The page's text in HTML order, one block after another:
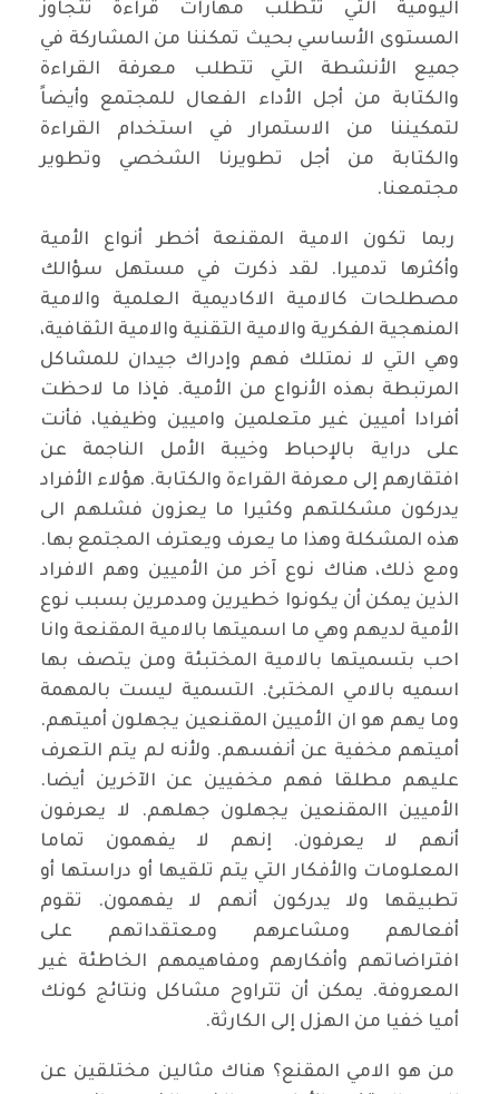
اليومية التي تتطلب مهارات قراءة تتجاوز
المستوى الأساسي بحيث تمكننا من المشاركة في
جميع الأنشطة التي تتطلب معرفة القراءة
والكتابة من أجل الأداء الفعال للمجتمع وأيضاً
لتمكيننا من الاستمرار في استخدام القراءة
والكتابة من أجل تطويرنا الشخصي وتطوير
مجتمعنا.
ربما تكون الامية المقنعة أخطر أنواع الأمية
وأكثرها تدميرا. لقد ذكرت في مستهل سؤالك
مصطلحات كالامية الاكاديمية العلمية والامية
المنهجية الفكرية والامية التقنية والامية الثقافية،
وهي التي لا نمتلك فهم وإدراك جيدان للمشاكل
المرتبطة بهذه الأنواع من الأمية. فإذا ما لاحظت
أفرادا أميين غير متعلمين واميين وظيفيا، فأنت
على دراية بالإحباط وخيبة الأمل الناجمة عن
افتقارهم إلى معرفة القراءة والكتابة. هؤلاء الأفراد
يدركون مشكلتهم وكثيرا ما يعزون فشلهم الى
هذه المشكلة وهذا ما يعرف ويعترف المجتمع بها.
ومع ذلك، هناك نوع آخر من الأميين وهم الافراد
الذين يمكن أن يكونوا خطيرين ومدمرين بسبب نوع
الأمية لديهم وهي ما اسميتها بالامية المقنعة وانا
احب بتسميتها بالامية المختبئة ومن يتصف بها
اسميه بالامي المختبئ. التسمية ليست بالمهمة
وما يهم هو ان الأميين المقنعين يجهلون أميتهم.
أميتهم مخفية عن أنفسهم. ولأنه لم يتم التعرف
عليهم مطلقا فهم مخفيين عن الآخرين أيضا.
الأميين االمقنعين يجهلون جهلهم. لا يعرفون
أنهم لا يعرفون. إنهم لا يفهمون تماما
المعلومات والأفكار التي يتم تلقيها أو دراستها أو
تطبيقها ولا يدركون أنهم لا يفهمون. تقوم
أفعالهم ومشاعرهم ومعتقداتهم على
افتراضاتهم وأفكارهم ومفاهيمهم الخاطئة غير
المعروفة. يمكن أن تتراوح مشاكل ونتائج كونك
أميا خفيا من الهزل إلى الكارثة.
من هو الامي المقنع؟ هناك مثالين مختلقين عن